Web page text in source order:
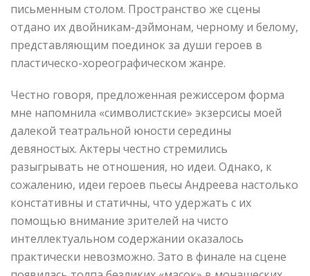
письменным столом. Пространство же сцены
отдано их двойникам-дэймонам, черному и белому,
представляющим поединок за души героев в
пластическо-хореографическом жанре.
Честно говоря, предложенная режиссером форма
мне напомнила «символистские» экзерсисы моей
далекой театральной юности середины
девяностых. Актеры честно стремились
разыгрывать не отношения, но идеи. Однако, к
сожалению, идеи героев пьесы Андреева настолько
констативны и статичны, что удержать с их
помощью внимание зрителей на чисто
интеллектуальном содержании оказалось
практически невозможно. Зато в финале на сцене